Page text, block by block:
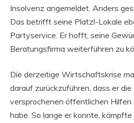
Insolvenz angemeldet. Anders
Das betrifft seine Platzl-Lokale
Partyservice. Er hofft, seine
Beratungsfirma weiterführen zu
Die derzeitige Wirtschaftskrise
darauf zurückzuführen, dass er
versprochenen öffentlichen Hilfen
habe. So lange er konnte, kämpfte